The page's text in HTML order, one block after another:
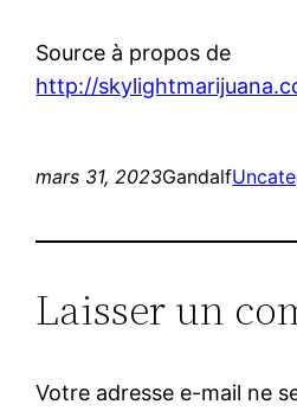
Source à propos de
http://
mars 31, 2023Gandalf
Laisser un
Votre adresse e-mail ne